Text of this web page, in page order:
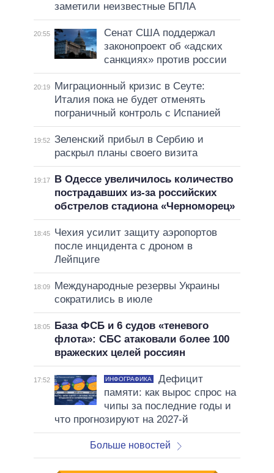
заметили неизвестные БПЛА
20:55
Сенат США поддержал
законопроект об «адских
санкциях» против россии
20:19
Миграционный кризис в Сеуте:
Италия пока не будет отменять
пограничный контроль с Испанией
19:52 Зеленский прибыл в Сербию и
раскрыл планы своего визита
19:17
В Одессе увеличилось количество
пострадавших из-за российских
обстрелов стадиона «Черноморец»
18:45
Чехия усилит защиту аэропортов
после инцидента с дроном в
Лейпциге
18:09
Международные резервы Украины
сократились в июле
18:05
База ФСБ и 6 судов «теневого
флота»: СБС атаковали более 100
вражеских целей россиян
17:52 ИНФОГРАФИКА
Дефицит
памяти: как вырос спрос на
чипы за последние годы и
что прогнозируют на 2027-й
Больше новостей